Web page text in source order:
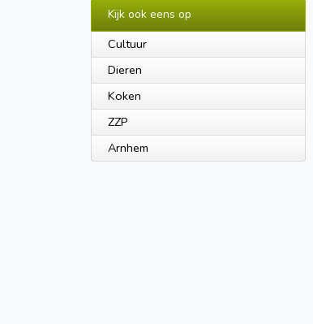
Kijk ook eens op
Cultuur
Dieren
Koken
ZZP
Arnhem